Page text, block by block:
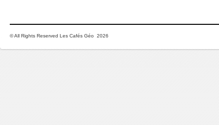
© All Rights Reserved Les Cafés Géo 2026